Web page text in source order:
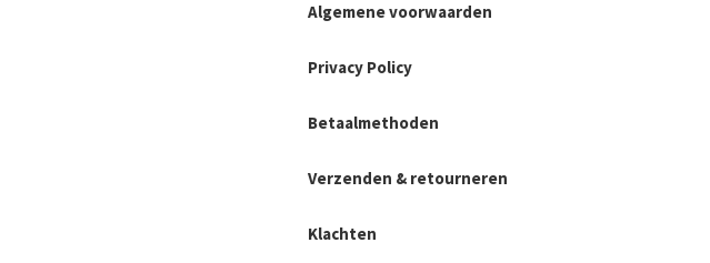
Algemene voorwaarden
Privacy Policy
Betaalmethoden
Verzenden & retourneren
Klachten